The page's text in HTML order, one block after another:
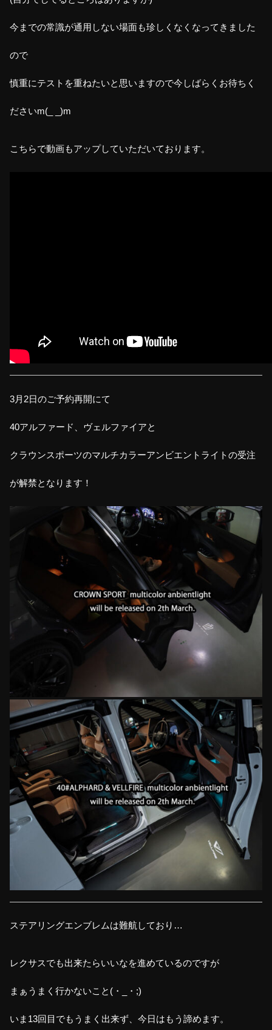
今までの常識が通用しない場面も珍しくなくなってきました
ので
慎重にテストを重ねたいと思いますので今しばらくお待ちく
ださいm(_ _)m
こちらで動画もアップしていただいております。
3月2日のご予約再開にて
40アルファード、ヴェルファイアと
クラウンスポーツのマルチカラーアンビエントライトの受注
が解禁となります！
ステアリングエンブレムは難航しており…
レクサスでも出来たらいいなを進めているのですが
まぁうまく行かないこと(・_・;)
いま13回目でもうまく出来ず、今日はもう諦めます。